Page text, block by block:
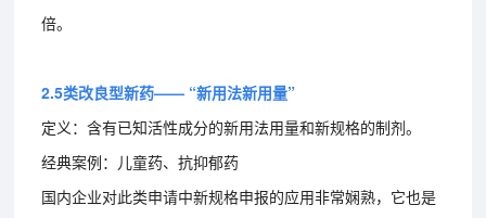
倍。
2.5类改良型新药—— “新用法新用量”
定义：含有已知活性成分的新用法用量和新规格的制剂。
经典案例：儿童药、抗抑郁药
国内企业对此类申请中新规格申报的应用非常娴熟，它也是